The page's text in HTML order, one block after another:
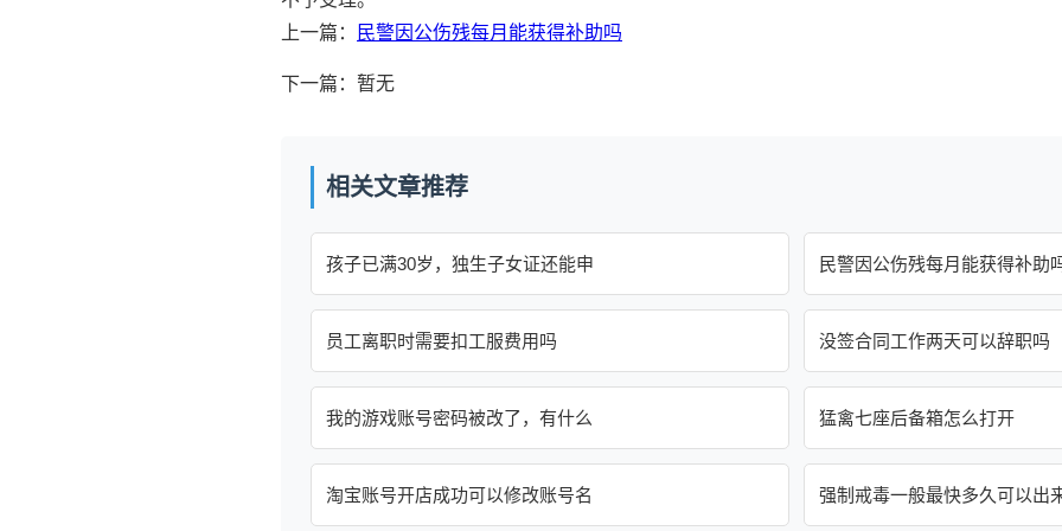
上一篇：
民警因公伤残每月能获得补助吗
下一篇：暂无
相关文章推荐
孩子已满30岁，独生子女证还能申 民警因公伤残每月能获得补助
员工离职时需要扣工服费用吗 没签合同工作两天可以辞职吗
我的游戏账号密码被改了，有什么 猛禽七座后备箱怎么打开
淘宝账号开店成功可以修改账号名 强制戒毒一般最快多久可以出